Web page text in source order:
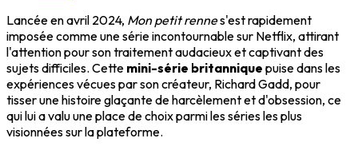
Lancée en avril 2024, Mon petit rennes'est rapidement
imposée comme une série incontournable sur Netflix, attirant
l'attention pour son traitement audacieux et captivant des
sujets difficiles. Cette mini-série britannique puise dans les
expériences vécues par son créateur, Richard Gadd, pour
tisser une histoire glaçante de harcèlement et d'obsession, ce
qui lui a valu une place de choix parmi les séries les plus
visionnées sur la plateforme.